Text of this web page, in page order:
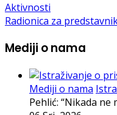
Aktivnosti
Radionica za
Mediji o nama
Mediji o nama
Pehlić: “Nikada